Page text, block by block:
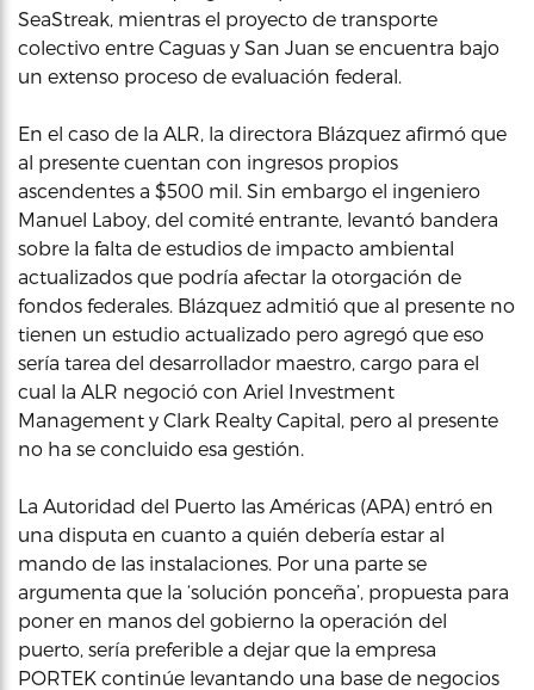
SeaStreak, mientras el proyecto de transporte
colectivo entre Caguas y San Juan se encuentra bajo
un extenso proceso de evaluación federal.
En el caso de la ALR, la directora Blázquez afirmó que
al presente cuentan con ingresos propios
ascendentes a $500 mil. Sin embargo el ingeniero
Manuel Laboy, del comité entrante, levantó bandera
sobre la falta de estudios de impacto ambiental
actualizados que podría afectar la otorgación de
fondos federales. Blázquez admitió que al presente no
tienen un estudio actualizado pero agregó que eso
sería tarea del desarrollador maestro, cargo para el
cual la ALR negoció con Ariel Investment
Management y Clark Realty Capital, pero al presente
no ha se concluido esa gestión.
La Autoridad del Puerto las Américas (APA) entró en
una disputa en cuanto a quién debería estar al
mando de las instalaciones. Por una parte se
argumenta que la ‘solución ponceña’, propuesta para
poner en manos del gobierno la operación del
puerto, sería preferible a dejar que la empresa
PORTEK continúe levantando una base de negocios